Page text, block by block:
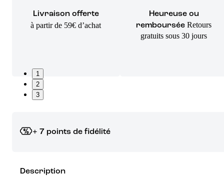
Livraison offerte
à partir de 59€ d’achat
Heureuse ou
remboursée Retours
gratuits sous 30 jours
1
2
3
+ 7 points de fidélité
rêver !
Description